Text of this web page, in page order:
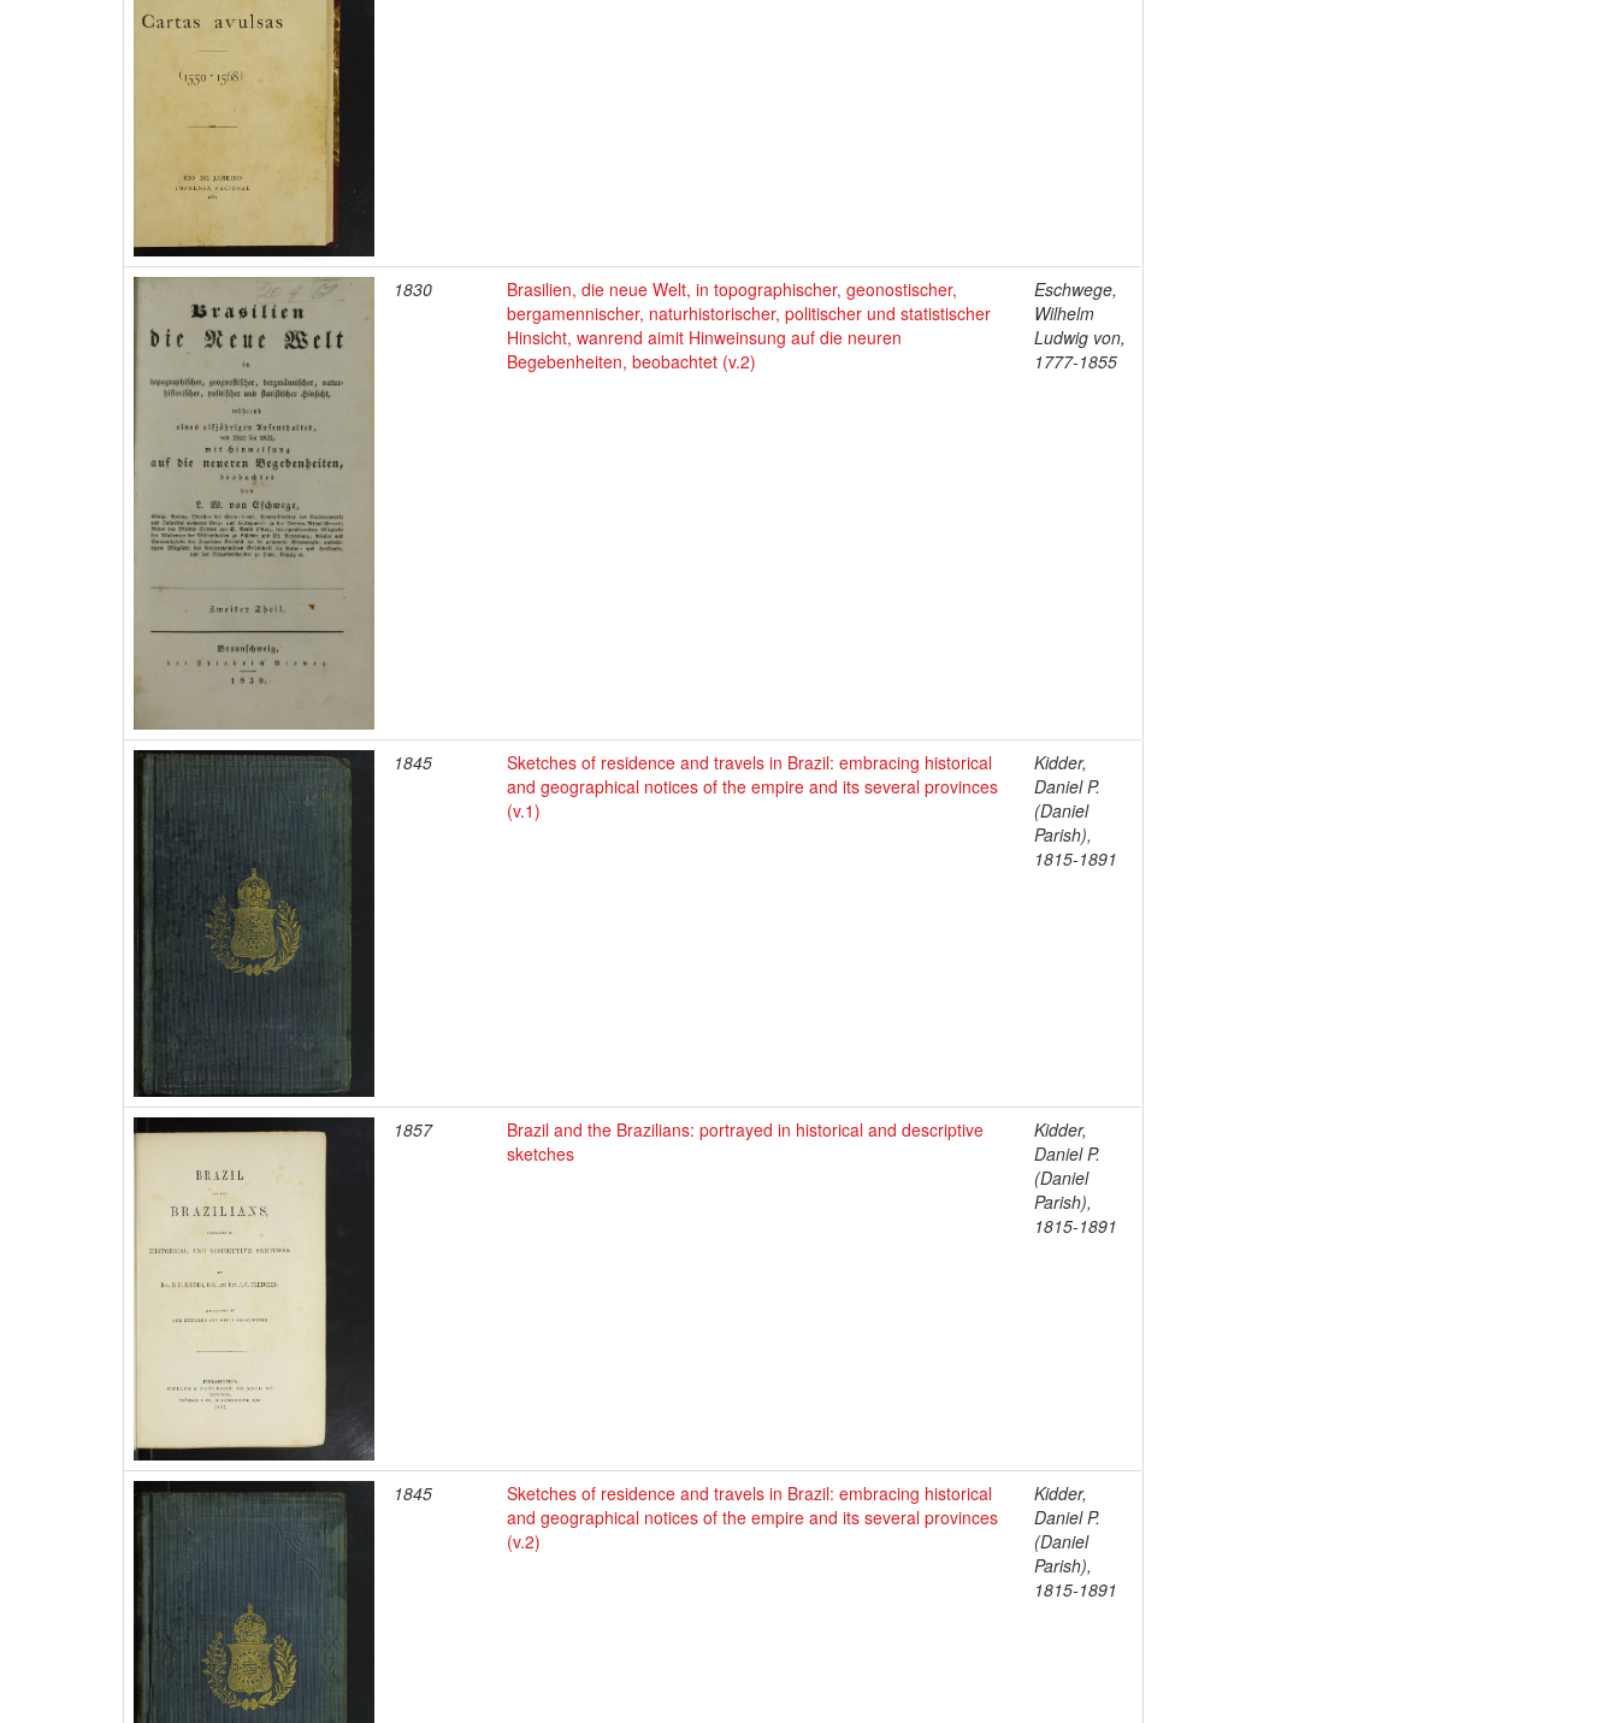
1830
Brasilien, die neue Welt, in topographischer, geonostischer,
bergamennischer, naturhistorischer, politischer und statistischer
Hinsicht, wanrend aimit Hinweinsung auf die neuren
Begebenheiten, beobachtet (v.2)
Eschwege,
Wilhelm
Ludwig von,
1777-1855
1845
Sketches of residence and travels in Brazil: embracing historical
and geographical notices of the empire and its several provinces
(v.1)
Kidder,
Daniel P.
(Daniel
Parish),
1815-1891
1857
Brazil and the Brazilians: portrayed in historical and descriptive
sketches
Kidder,
Daniel P.
(Daniel
Parish),
1815-1891
1845
Sketches of residence and travels in Brazil: embracing historical
and geographical notices of the empire and its several provinces
(v.2)
Kidder,
Daniel P.
(Daniel
Parish),
1815-1891